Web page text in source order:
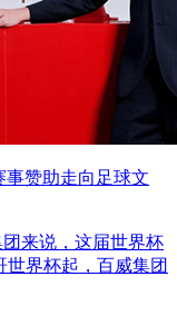
事赞助走向足球文
来说，这届世界杯
世界杯起，百威集团